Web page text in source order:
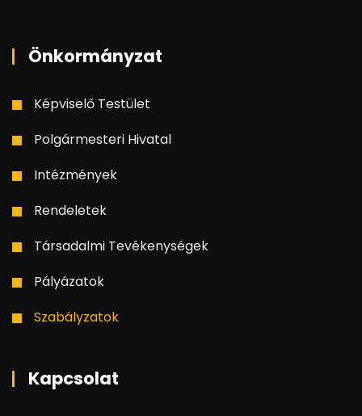
Önkormányzat
Képviselő Testület
Polgármesteri Hivatal
Intézmények
Rendeletek
Társadalmi Tevékenységek
Pályázatok
Szabályzatok
Kapcsolat